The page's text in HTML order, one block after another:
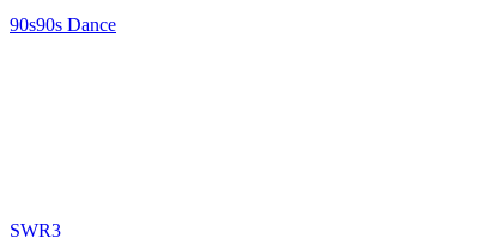
90s90s Dance
SWR3